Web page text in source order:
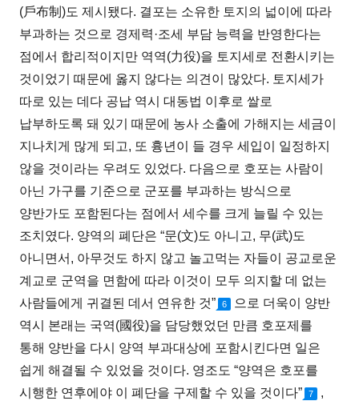
(戶布制)도 제시됐다. 결포는 소유한 토지의 넓이에 따라
부과하는 것으로 경제력·조세 부담 능력을 반영한다는
점에서 합리적이지만 역역(力役)을 토지세로 전환시키는
것이었기 때문에 옳지 않다는 의견이 많았다. 토지세가
따로 있는 데다 공납 역시 대동법 이후로 쌀로
납부하도록 돼 있기 때문에 농사 소출에 가해지는 세금이
지나치게 많게 되고, 또 흉년이 들 경우 세입이 일정하지
않을 것이라는 우려도 있었다. 다음으로 호포는 사람이
아닌 가구를 기준으로 군포를 부과하는 방식으로
양반가도 포함된다는 점에서 세수를 크게 늘릴 수 있는
조치였다. 양역의 폐단은 “문(文)도 아니고, 무(武)도
아니면서, 아무것도 하지 않고 놀고먹는 자들이 공교로운
계교로 군역을 면함에 따라 이것이 모두 의지할 데 없는
사람들에게 귀결된 데서 연유한 것”
6
으로 더욱이 양반
역시 본래는 국역(國役)을 담당했었던 만큼 호포제를
통해 양반을 다시 양역 부과대상에 포함시킨다면 일은
쉽게 해결될 수 있었을 것이다. 영조도 “양역은 호포를
시행한 연후에야 이 폐단을 구제할 수 있을 것이다”
7
,